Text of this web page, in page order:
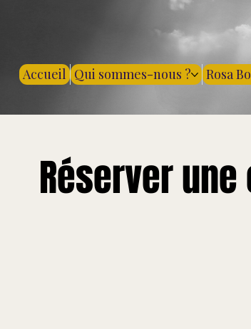
Accueil Qui sommes-nous ? Rosa
Réserver